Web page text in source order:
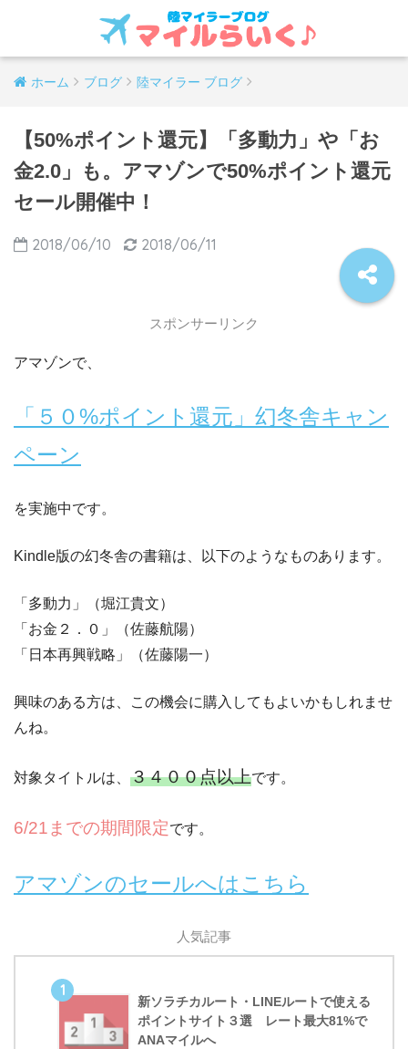
ホーム ブログ 陸マイラー ブログ
【50%ポイント還元】「多動力」や「お
金2.0」も。アマゾンで50%ポイント還元
セール開催中！
2018/06/10 2018/06/11
スポンサーリンク
アマゾンで、
「５０%ポイント還元」幻冬舎キャン
ペーン
を実施中です。
Kindle版の幻冬舎の書籍は、以下のようなものあります。
「多動力」（堀江貴文）
「お金２．０」（佐藤航陽）
「日本再興戦略」（佐藤陽一）
興味のある方は、この機会に購入してもよいかもしれませ
んね。
対象タイトルは、 ３４００点以上です。
6/21までの期間限定です。
アマゾンのセールへはこちら
人気記事
1
新ソラチカルート・LINEルートで使える
ポイントサイト３選 レート最大81%で
ANAマイルへ